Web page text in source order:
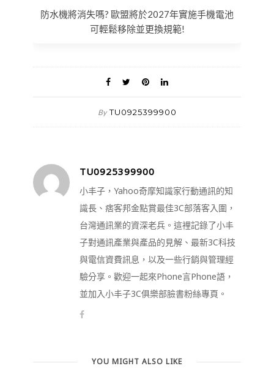
防水機將消失嗎? 歐盟將於2027年實施手機電池
可輕鬆移除並更換規範!
By TU0925399900
TU0925399900
小丰子，Yahoo奇摩知識家行動通訊的知
識長、痞客邦金點賞最佳3C部落客入圍，
台灣通訊業的資深老兵。這裡記錄了小丰
子對通訊產業與產品的見解、最新3C科技
與電信資費訊息，以及一些行銷與管理經
驗分享。歡迎一起來Phone言Phone語，
並加入小丰子3C俱樂部臉書粉絲專頁。
YOU MIGHT ALSO LIKE